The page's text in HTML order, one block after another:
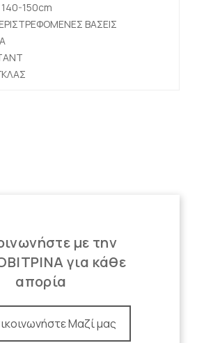
150cm
ΒΑΣΕΙΣ
με την
για κάθε
απορία
Μαζί μας